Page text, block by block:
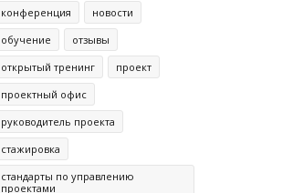
конференция
новости
обучение
отзывы
открытый тренинг
проект
проектный офис
руководитель проекта
стажировка
стандарты по управлению
проектами